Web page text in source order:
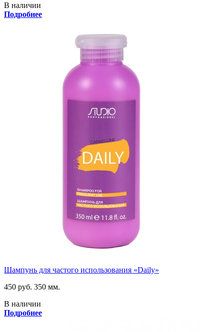
В наличии
Подробнее
Шампунь для частого использования «Daily»
450 руб. 350 мм.
В наличии
Подробнее